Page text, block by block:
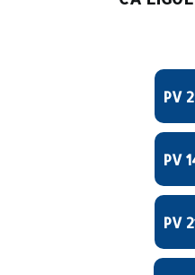
PV
PV
PV